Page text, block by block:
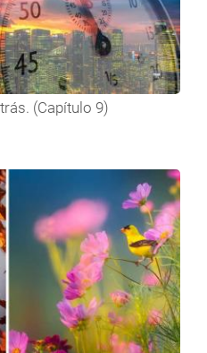
(Capítulo 9)